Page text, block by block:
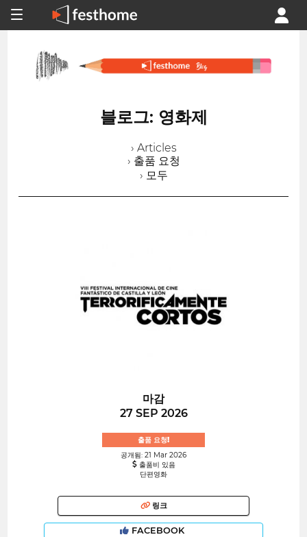
블로그: 영화제
› Articles
› 출품 요청
› 모두
마감
27 SEP 2026
출품 요청!
공개됨: 21 Mar 2026
출품비 있음
단편영화
링크
FACEBOOK